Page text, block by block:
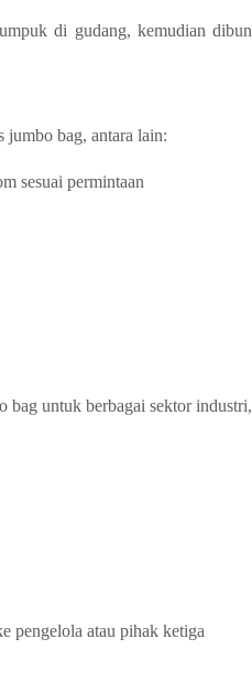
di gudang, kemudian
bag, antara lain:
sesuai permintaan
untuk berbagai sektor industri,
pengelola atau pihak ketiga